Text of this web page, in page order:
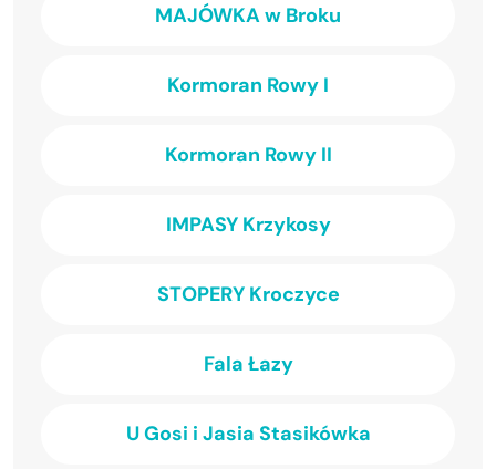
MAJÓWKA w Broku
Kormoran Rowy I
Kormoran Rowy II
IMPASY Krzykosy
STOPERY Kroczyce
Fala Łazy
U Gosi i Jasia Stasikówka